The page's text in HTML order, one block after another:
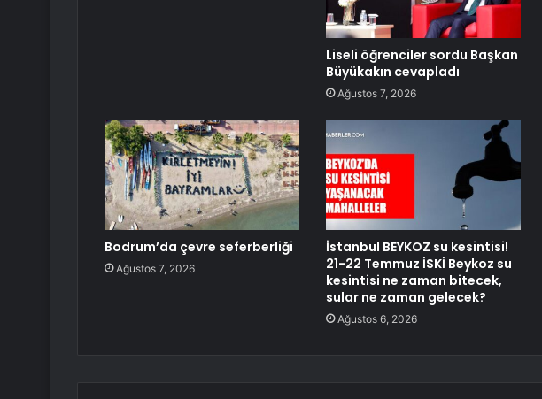
Liseli öğrenciler sordu Başkan
Büyükakın cevapladı
Ağustos 7, 2026
Bodrum’da çevre seferberliği
Ağustos 7, 2026
İstanbul BEYKOZ su kesintisi!
21-22 Temmuz İSKİ Beykoz su
kesintisi ne zaman bitecek,
sular ne zaman gelecek?
Ağustos 6, 2026